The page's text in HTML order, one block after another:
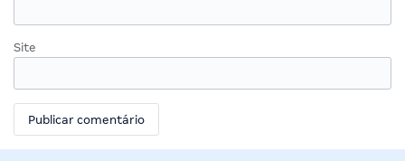
Site